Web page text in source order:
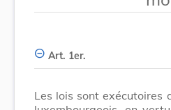
Art. 1er.
Les lois sont exécutoires